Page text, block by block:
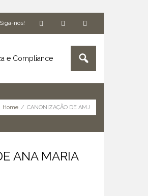
Siga-nos!
e Compliance
Home / CANONIZAÇÃO DE AMJ
ANA MARIA